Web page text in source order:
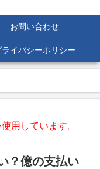
お問い合わせ
ライバシーポリシー
用しています。
？億の支払い